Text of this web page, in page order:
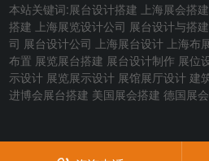
本站关键词:展台设计搭建 上海展会搭建
搭建 上海展览设计公司 展台设计与搭建
司 展台设计公司 上海展台设计 上海布
布置 展览展台搭建 展台设计制作 展位
示设计 展览展示设计 展馆展厅设计 建
进博会展台搭建 美国展会搭建 德国展